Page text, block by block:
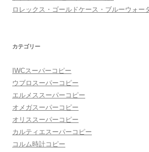
ロレックス・ゴールドケース・ブルーウォー
カテゴリー
IWCスーパーコピー
ウブロスーパーコピー
エルメススーパーコピー
オメガスーパーコピー
オリススーパーコピー
カルティエスーパーコピー
コルム時計コピー